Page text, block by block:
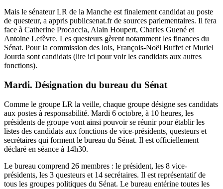
Mais le sénateur LR de la Manche est finalement candidat au poste
de questeur, a appris publicsenat.fr de sources parlementaires. Il fera
face à Catherine Procaccia, Alain Houpert, Charles Guené et
Antoine Lefèvre. Les questeurs gèrent notamment les finances du
Sénat. Pour la commission des lois, François-Noël Buffet et Muriel
Jourda sont candidats (lire ici pour voirles candidats aux autres
fonctions).
Mardi. Désignation du bureau du Sénat
Comme le groupe LR la veille, chaque groupe désigne ses candidats
aux postes à responsabilité. Mardi 6 octobre, à 10 heures, les
présidents de groupe vont ainsi pouvoir se réunir pour établir les
listes des candidats aux fonctions de vice‑présidents, questeurs et
secrétaires qui forment le bureau du Sénat. Il est officiellement
déclaré en séance à 14h30.
Le bureau comprend 26 membres : le président, les 8 vice-
présidents, les 3 questeurs et 14 secrétaires. Il est représentatif de
tous les groupes politiques du Sénat. Le bureau entérine toutes les